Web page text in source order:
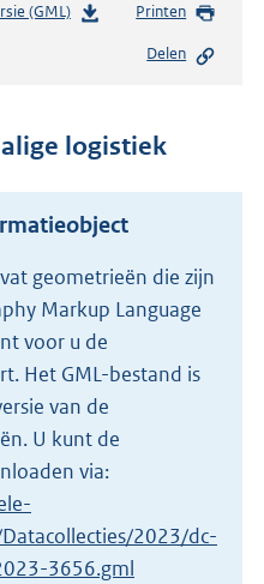
(GML)b
n
s
r
o
t
t
e
4
5
K
Printen
Delen
logistiek
geometrieën die zijn
Markup Language
voor u de
Het GML-bestand is
van de
U kunt de
via:
2023/dc-
3656.gml